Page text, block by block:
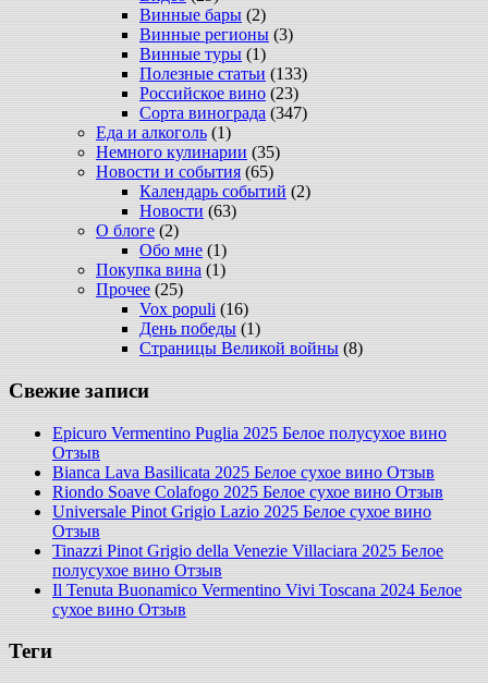
Винные бары (2)
Винные регионы (3)
Винные туры (1)
Полезные статьи (133)
Российское вино (23)
Сорта винограда (347)
Еда и алкоголь (1)
Немного кулинарии (35)
Новости и события (65)
Календарь событий (2)
Новости (63)
О блоге (2)
Обо мне (1)
Покупка вина (1)
Прочее (25)
Vox populi (16)
День победы (1)
Страницы Великой войны (8)
Свежие записи
Epicuro Vermentino Puglia 2025 Белое полусухое вино
Отзыв
Bianca Lava Basilicata 2025 Белое сухое вино Отзыв
Riondo Soave Colafogo 2025 Белое сухое вино Отзыв
Universale Pinot Grigio Lazio 2025 Белое сухое вино
Отзыв
Tinazzi Pinot Grigio della Venezie Villaciara 2025 Белое
полусухое вино Отзыв
Il Tenuta Buonamico Vermentino Vivi Toscana 2024 Белое
сухое вино Отзыв
Теги